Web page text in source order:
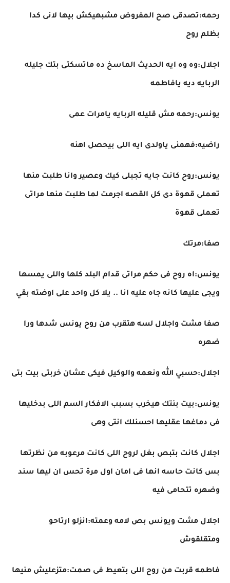
رحمه:تصدقى صح المفروض مشبهيكش بيها لانى كدا
بظلم روح
اجلال:وه وه ايه الحديث الماسخ ده ماتسكتى بتك جليله
الربايه ديه يافاطمه
يونس:رحمه مش قليله الربايه يامرات عمى
راضيه:فهمنى ياولدى ايه اللى بيحصل اهنه
يونس:روح كانت جايه تجبلى كيك وعصير وانا طلبت منها
تعملى قهوة دى كل القصه اجرمت لما طلبت منها مراتى
تعملى قهوة
صفا:مرتك
يونس:اه روح فى حكم مراتى قدام البلد كلها واللى يمسها
ويجى عليها كانه جاه عليه انا .. يلا كل واحد على اوضته بقي
صفا مشت واجلال لسه هتقرب من روح يونس شدها ورا
ضهره
اجلال:حسبي الله ونعمه والوكيل فيكى عشان خربتى بيت بتى
يونس:بيت بنتك هيخرب بسبب الافكار السم اللى بدخليها
فى دماغها عقليها احسنلك انتى وهى
اجلال كانت بتبص بغل لروح اللى كانت مرعوبه من نظرتها
بس كانت حاسه انها فى امان اول مرة تحس ان ليها سند
وضهره تتحامى فيه
اجلال مشت ويونس بص لامه وعمته:انزلو ارتاحو
ومتقلقوش
فاطمه قربت من روح اللى بتعيط فى صمت:متزعليش منيها